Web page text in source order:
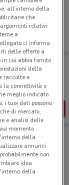
tardi.
vicino a te,
comodamente
all’interno della
che
relativi
a
ci informa
delle offerte a
in cui abbia fornito
della
raccolte e
la connettività e
meglio indicato
i tuoi dati possono
di mercato,
e analisi delle
momento
della
annunci
non
idea
della